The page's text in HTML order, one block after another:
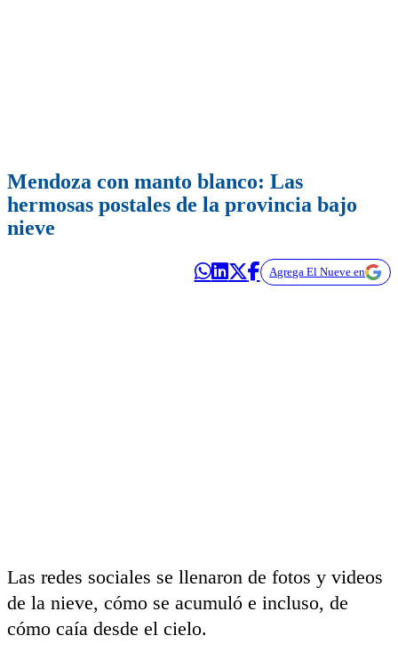
Mendoza con manto blanco: Las
hermosas postales de la provincia bajo
nieve
Agrega El Nueve en
Las redes sociales se llenaron de fotos y videos
de la nieve, cómo se acumuló e incluso, de
cómo caía desde el cielo.